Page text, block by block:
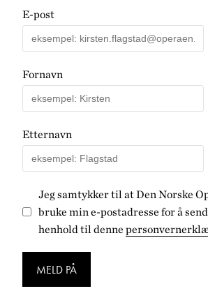
E-post
Fornavn
Etternavn
Jeg samtykker til at Den Norske
bruke min e-postadresse for å
henhold til denne
MELD PÅ